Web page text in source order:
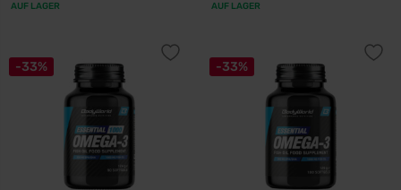
AUF LAGER AUF LAGER
-33% -33%